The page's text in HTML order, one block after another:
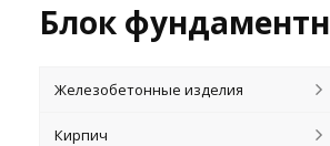
Блок
Железобетонные изделия
Кирпич